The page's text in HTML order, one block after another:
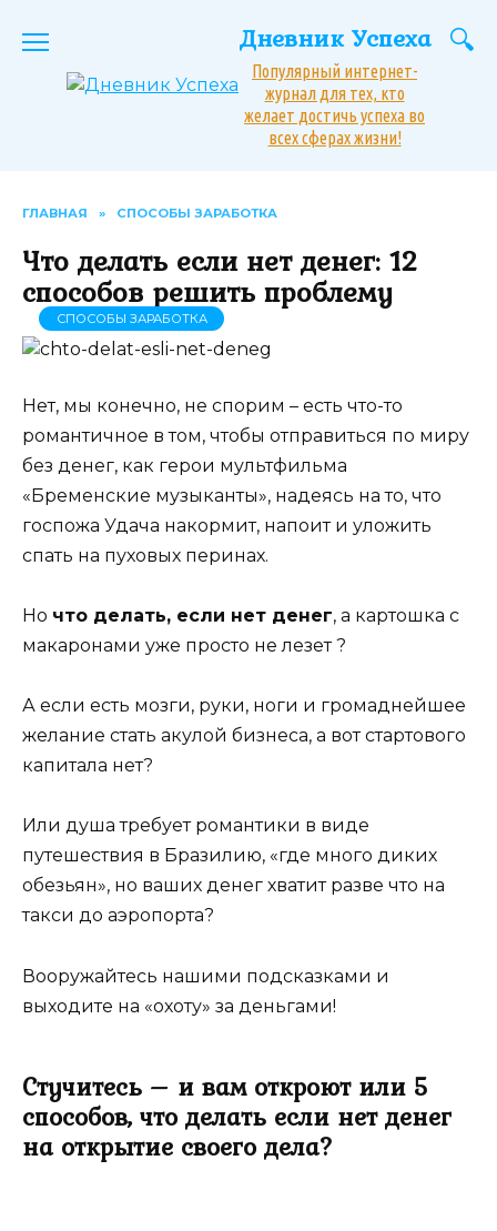
Дневник Успеха
Популярный интернет-
журнал для тех, кто
желает достичь успеха во
всех сферах жизни!
ГЛАВНАЯ » СПОСОБЫ ЗАРАБОТКА
Что делать если нет денег: 12
способов решить проблему
СПОСОБЫ ЗАРАБОТКА
Нет, мы конечно, не спорим – есть что-то
романтичное в том, чтобы отправиться по миру
без денег, как герои мультфильма
«Бременские музыканты», надеясь на то, что
госпожа Удача накормит, напоит и уложить
спать на пуховых перинах.
Но что делать, если нет денег, а картошка с
макаронами уже просто не лезет ?
А если есть мозги, руки, ноги и громаднейшее
желание стать акулой бизнеса, а вот стартового
капитала нет?
Или душа требует романтики в виде
путешествия в Бразилию, «где много диких
обезьян», но ваших денег хватит разве что на
такси до аэропорта?
Вооружайтесь нашими подсказками и
выходите на «охоту» за деньгами!
Стучитесь – и вам откроют или 5
способов, что делать если нет денег
на открытие своего дела?